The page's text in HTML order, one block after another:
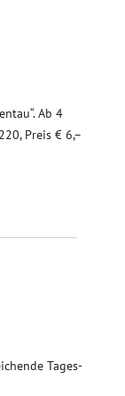
Ab 4
Preis € 6,–
Tages-